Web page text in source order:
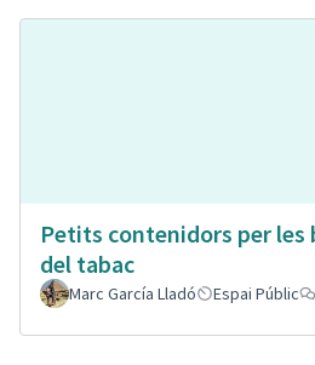
Petits contenidors per les
del tabac
Marc García Lladó Espai Públic